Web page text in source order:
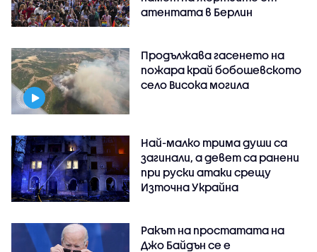
атентата в Берлин
Продължава гасенето на
пожара край бобошевското
село Висока могила
Най-малко трима души са
загинали, а девет са ранени
при руски атаки срещу
Източна Украйна
Ракът на простатата на
Джо Байдън се е